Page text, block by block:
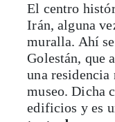
El centro
Irán, alguna
muralla. Ahí
Golestán, que
una residencia
museo. Dicha
edificios y es